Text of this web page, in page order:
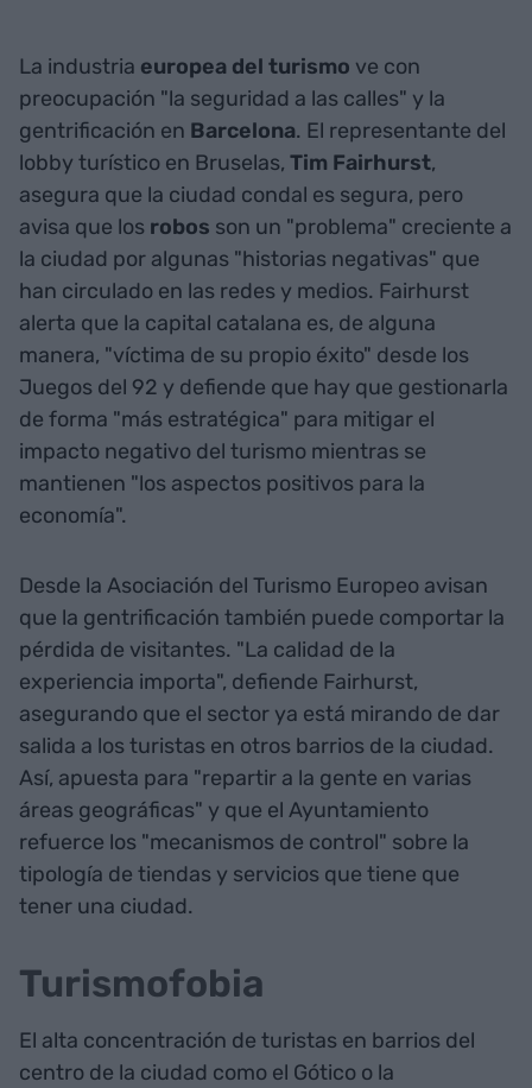
La industria europea del turismo ve con
preocupación "la seguridad a las calles" y la
gentrificación en Barcelona. El representante del
lobby turístico en Bruselas, Tim Fairhurst,
asegura que la ciudad condal es segura, pero
avisa que los robos son un "problema" creciente a
la ciudad por algunas "historias negativas" que
han circulado en las redes y medios. Fairhurst
alerta que la capital catalana es, de alguna
manera, "víctima de su propio éxito" desde los
Juegos del 92 y defiende que hay que gestionarla
de forma "más estratégica" para mitigar el
impacto negativo del turismo mientras se
mantienen "los aspectos positivos para la
economía".
Desde la Asociación del Turismo Europeo avisan
que la gentrificación también puede comportar la
pérdida de visitantes. "La calidad de la
experiencia importa", defiende Fairhurst,
asegurando que el sector ya está mirando de dar
salida a los turistas en otros barrios de la ciudad.
Así, apuesta para "repartir a la gente en varias
áreas geográficas" y que el Ayuntamiento
refuerce los "mecanismos de control" sobre la
tipología de tiendas y servicios que tiene que
tener una ciudad.
Turismofobia
El alta concentración de turistas en barrios del
centro de la ciudad como el Gótico o la